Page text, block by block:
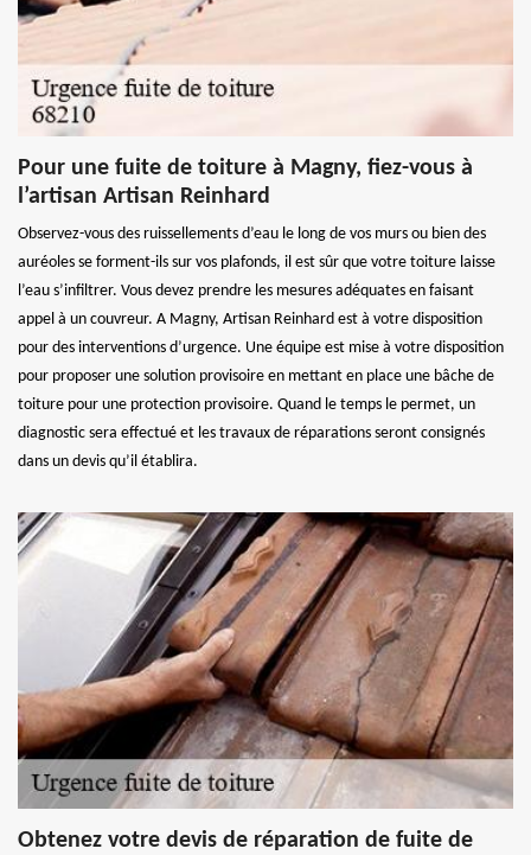
Pour une fuite de toiture à Magny, fiez-vous à
l’artisan Artisan Reinhard
Observez-vous des ruissellements d’eau le long de vos murs ou bien des
auréoles se forment-ils sur vos plafonds, il est sûr que votre toiture laisse
l’eau s’infiltrer. Vous devez prendre les mesures adéquates en faisant
appel à un couvreur. A Magny, Artisan Reinhard est à votre disposition
pour des interventions d’urgence. Une équipe est mise à votre disposition
pour proposer une solution provisoire en mettant en place une bâche de
toiture pour une protection provisoire. Quand le temps le permet, un
diagnostic sera effectué et les travaux de réparations seront consignés
dans un devis qu’il établira.
Obtenez votre devis de réparation de fuite de